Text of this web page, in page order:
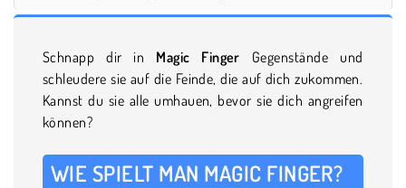
Schnapp dir in Magic Finger Gegenstände und
schleudere sie auf die Feinde, die auf dich zukommen.
Kannst du sie alle umhauen, bevor sie dich angreifen
können?
WIE SPIELT MAN MAGIC FINGER?